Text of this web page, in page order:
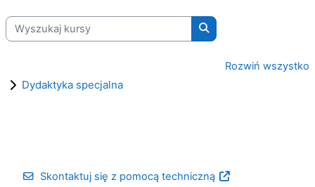
Wyszukaj kursy
Wyszukaj kursy
Rozwiń wszystko
Dydaktyka specjalna
Skontaktuj się z pomocą techniczną